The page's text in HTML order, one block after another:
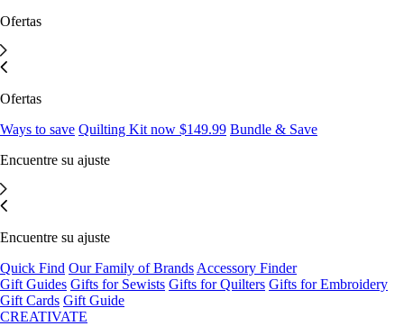
Ofertas
Ofertas
Ways to save Quilting Kit now $149.99 Bundle & Save
Encuentre su ajuste
Encuentre su ajuste
Quick Find Our Family of Brands Accessory Finder
Gift Guides Gifts for Sewists Gifts for Quilters Gifts for Embroidery
Gift Cards Gift Guide
CREATIVATE